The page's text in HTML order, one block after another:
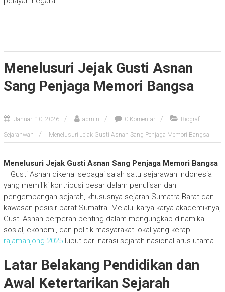
Menelusuri Jejak Gusti Asnan
Sang Penjaga Memori Bangsa
Januari 10, 2026 admin 0 Komentar Biografi
Sejarahwan Menelusuri Jejak Gusti Asnan Sang Penjaga Memori Bangsa
Menelusuri Jejak Gusti Asnan Sang Penjaga Memori Bangsa
– Gusti Asnan dikenal sebagai salah satu sejarawan Indonesia
yang memiliki kontribusi besar dalam penulisan dan
pengembangan sejarah, khususnya sejarah Sumatra Barat dan
kawasan pesisir barat Sumatra. Melalui karya-karya akademiknya,
Gusti Asnan berperan penting dalam mengungkap dinamika
sosial, ekonomi, dan politik masyarakat lokal yang kerap
rajamahjong 2025luput dari narasi sejarah nasional arus utama.
Latar Belakang Pendidikan dan
Awal Ketertarikan Sejarah